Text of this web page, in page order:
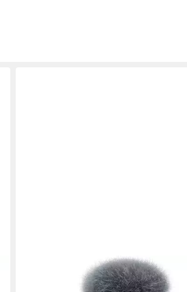
ZV-E10K Systemkamera